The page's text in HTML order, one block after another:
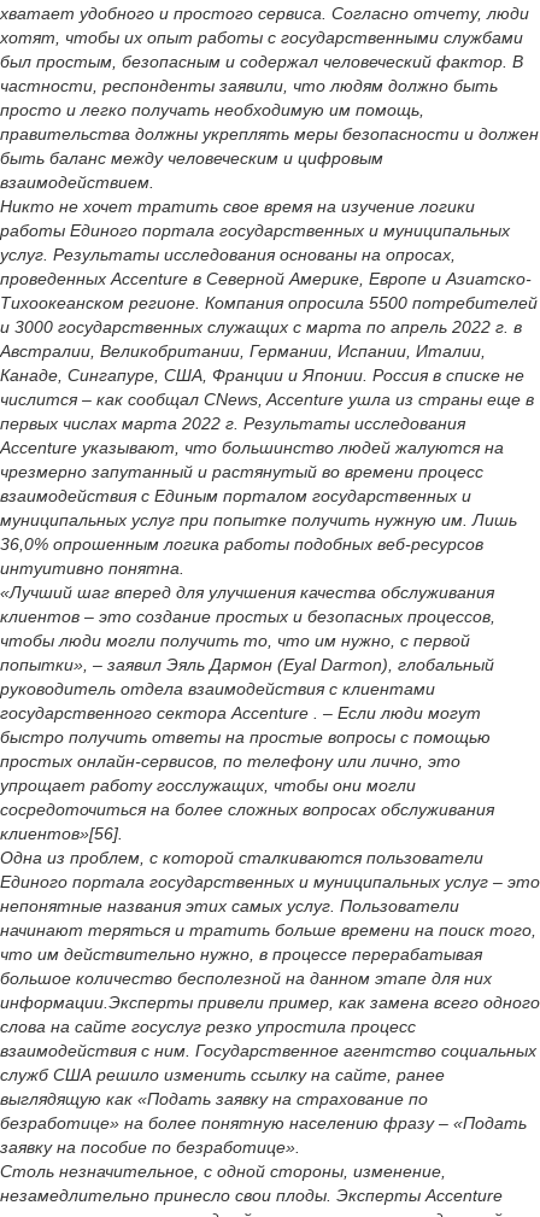
хватает удобного и простого сервиса. Согласно отчету, люди
хотят, чтобы их опыт работы с государственными службами
был простым, безопасным и содержал человеческий фактор. В
частности, респонденты заявили, что людям должно быть
просто и легко получать необходимую им помощь,
правительства должны укреплять меры безопасности и должен
быть баланс между человеческим и цифровым
взаимодействием.
Никто не хочет тратить свое время на изучение логики
работы Единого портала государственных и муниципальных
услуг. Результаты исследования основаны на опросах,
проведенных Accenture в Северной Америке, Европе и Азиатско-
Тихоокеанском регионе. Компания опросила 5500 потребителей
и 3000 государственных служащих с марта по апрель 2022 г. в
Австралии, Великобритании, Германии, Испании, Италии,
Канаде, Сингапуре, США, Франции и Японии. Россия в списке не
числится – как сообщал CNews, Accenture ушла из страны еще в
первых числах марта 2022 г. Результаты исследования
Accenture указывают, что большинство людей жалуются на
чрезмерно запутанный и растянутый во времени процесс
взаимодействия с Единым порталом государственных и
муниципальных услуг при попытке получить нужную им. Лишь
36,0% опрошенным логика работы подобных веб-ресурсов
интуитивно понятна.
«Лучший шаг вперед для улучшения качества обслуживания
клиентов – это создание простых и безопасных процессов,
чтобы люди могли получить то, что им нужно, с первой
попытки», – заявил Эяль Дармон (Eyal Darmon), глобальный
руководитель отдела взаимодействия с клиентами
государственного сектора Accenture . – Если люди могут
быстро получить ответы на простые вопросы с помощью
простых онлайн-сервисов, по телефону или лично, это
упрощает работу госслужащих, чтобы они могли
сосредоточиться на более сложных вопросах обслуживания
клиентов»[56].
Одна из проблем, с которой сталкиваются пользователи
Единого портала государственных и муниципальных услуг – это
непонятные названия этих самых услуг. Пользователи
начинают теряться и тратить больше времени на поиск того,
что им действительно нужно, в процессе перерабатывая
большое количество бесполезной на данном этапе для них
информации.Эксперты привели пример, как замена всего одного
слова на сайте госуслуг резко упростила процесс
взаимодействия с ним. Государственное агентство социальных
служб США решило изменить ссылку на сайте, ранее
выглядящую как «Подать заявку на страхование по
безработице» на более понятную населению фразу – «Подать
заявку на пособие по безработице».
Столь незначительное, с одной стороны, изменение,
незамедлительно принесло свои плоды. Эксперты Accenture